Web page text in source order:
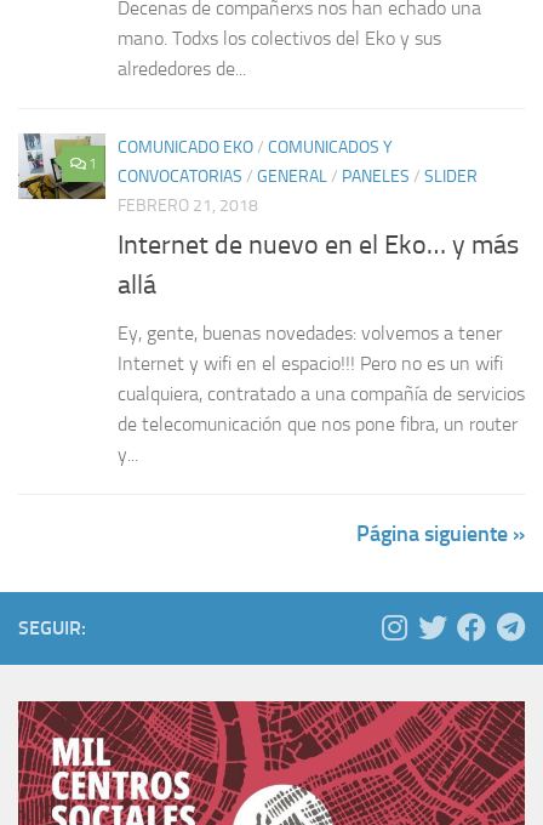
Decenas de compañerxs nos han echado una
mano. Todxs los colectivos del Eko y sus
alrededores de...
1
COMUNICADO EKO/ COMUNICADOS Y
CONVOCATORIAS / GENERAL/ PANELES / SLIDER
FEBRERO 21, 2018
Internet de nuevo en el Eko… y más
allá
Ey, gente, buenas novedades: volvemos a tener
Internet y wifi en el espacio!!! Pero no es un wifi
cualquiera, contratado a una compañía de servicios
de telecomunicación que nos pone fibra, un router
y...
Página siguiente »
SEGUIR: